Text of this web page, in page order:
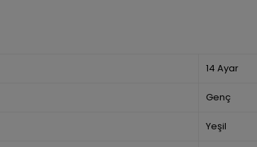
14 Ayar
Genç
Yeşil